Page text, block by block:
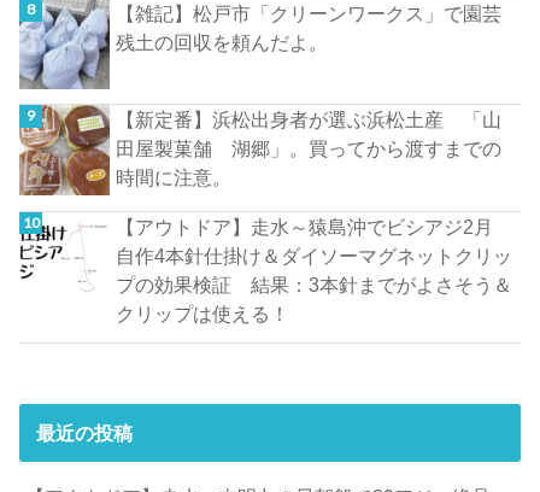
【雑記】松戸市「クリーンワークス」で園芸
残土の回収を頼んだよ。
【新定番】浜松出身者が選ぶ浜松土産 「山
田屋製菓舗 湖郷」。買ってから渡すまでの
時間に注意。
【アウトドア】走水～猿島沖でビシアジ2月
自作4本針仕掛け＆ダイソーマグネットクリッ
プの効果検証 結果：3本針までがよさそう＆
クリップは使える！
最近の投稿